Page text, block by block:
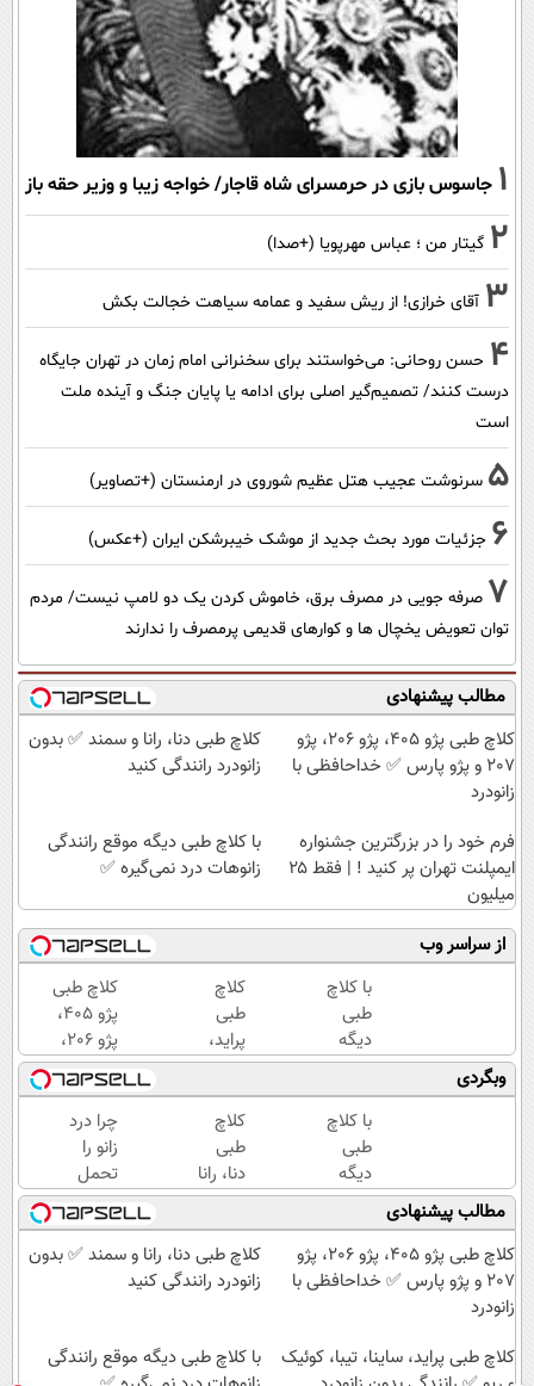
1 جاسوس بازی در حرمسرای شاه قاجار/ خواجه زیبا و وزیر حقه باز
2 گیتار من ؛ عباس مهرپویا (+صدا)
3 آقای خرازی! از ریش سفید و عمامه سیاهت خجالت بکش
4 حسن روحانی: می‌خواستند برای سخنرانی امام زمان در تهران جایگاه
درست کنند/ تصمیم‌گیر اصلی برای ادامه یا پایان جنگ و آینده ملت
است
5 سرنوشت عجیب هتل عظیم شوروی در ارمنستان (+تصاویر)
6 جزئیات مورد بحث جدید از موشک خیبرشکن ایران (+عکس)
7 صرفه جویی در مصرف برق، خاموش کردن یک دو لامپ نیست/ مردم
توان تعویض یخچال ها و کوارهای قدیمی پرمصرف را ندارند
مطالب پیشنهادی
کلاچ طبی پژو 405، پژو 206، پژو
207 و پژو پارس ✅ خداحافظی با
زانودرد
کلاچ طبی دنا، رانا و سمند ✅ بدون
زانودرد رانندگی کنید
فرم خود را در بزرگترین جشنواره
ایمپلنت تهران پر کنید ! | فقط ۲۵
میلیون
با کلاچ طبی دیگه موقع رانندگی
زانوهات درد نمی‌گیره ✅
از سراسر وب
با کلاچ
طبی
دیگه
موقع
رانندگی
زانوهات
درد
نمی‌گیره
✅
کلاچ
طبی
پراید،
ساینا،
تیبا،
کوئیک
و ریو
✅
رانندگی
بدون
زانودرد
کلاچ طبی
پژو 405،
پژو 206،
پژو 207 و
پژو پارس
✅
خداحافظی
با زانودرد
وبگردی
با کلاچ
طبی
دیگه
موقع
رانندگی
زانوهات
درد
کلاچ
طبی
دنا، رانا
و سمند
✅
بدون
زانودرد
چرا درد
زانو را
تحمل
می‌کنی؟
خیلی
ساده
مطالب پیشنهادی
کلاچ طبی پژو 405، پژو 206، پژو
207 و پژو پارس ✅ خداحافظی با
زانودرد
کلاچ طبی دنا، رانا و سمند ✅ بدون
زانودرد رانندگی کنید
کلاچ طبی پراید، ساینا، تیبا، کوئیک
با کلاچ طبی دیگه موقع رانندگی